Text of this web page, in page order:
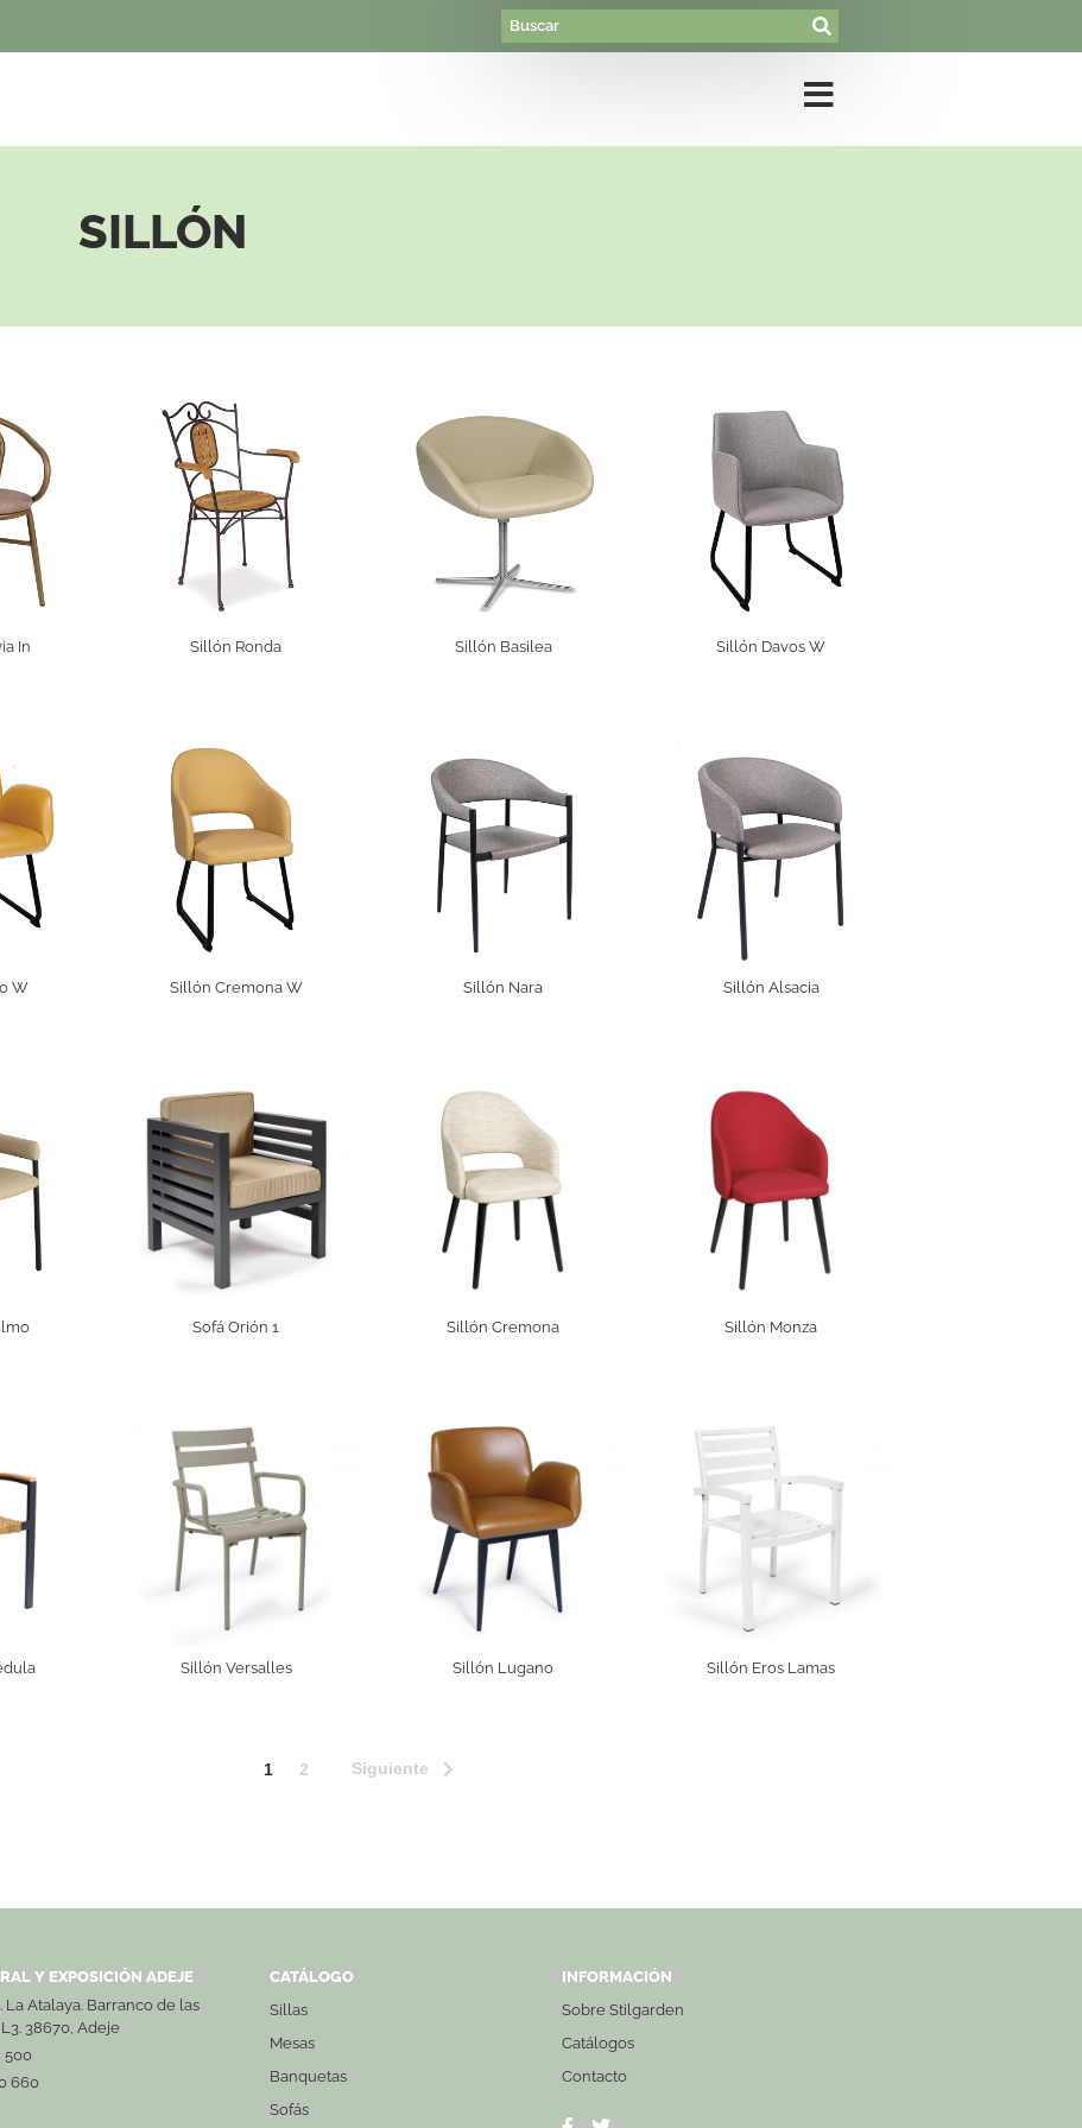
SILLÓN
In Sillón Ronda Sillón Basilea Sillón Davos W
W Sillón Cremona W Sillón Nara Sillón Alsacia
Sofá Orión 1 Sillón Cremona Sillón Monza
Sillón Versalles Sillón Lugano Sillón Eros Lamas
1 2 Siguiente
Y EXPOSICIÓN ADEJE
La Atalaya. Barranco de las
38670, Adeje
500
660
CATÁLOGO
Sillas
Mesas
Banquetas
Sofás
INFORMACIÓN
Sobre Stilgarden
Catálogos
Contacto